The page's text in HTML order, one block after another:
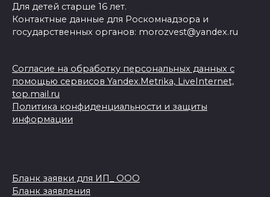
Для детей старше 16 лет.
Контактные данные для Роскомнадзора и
государственных органов: morozvest@yandex.ru
Согласие на обработку персональных данных с
помощью сервисов Yandex.Metrika, LiveInternet,
top.mail.ru
Политика конфиденциальности и защиты
информации
Бланк заявки для ИП_ ООО
Бланк заявления